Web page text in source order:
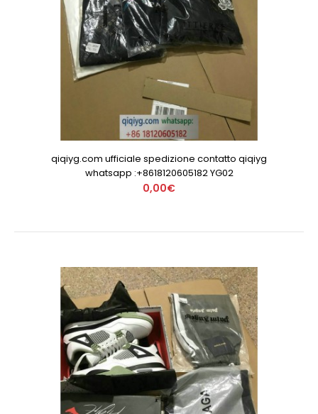
qiqiyg.com ufficiale spedizione contatto qiqiyg
whatsapp :+8618120605182 YG02
0,00€